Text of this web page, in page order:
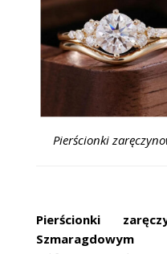
Pierścionki
Pierścionki
Szmaragdowym